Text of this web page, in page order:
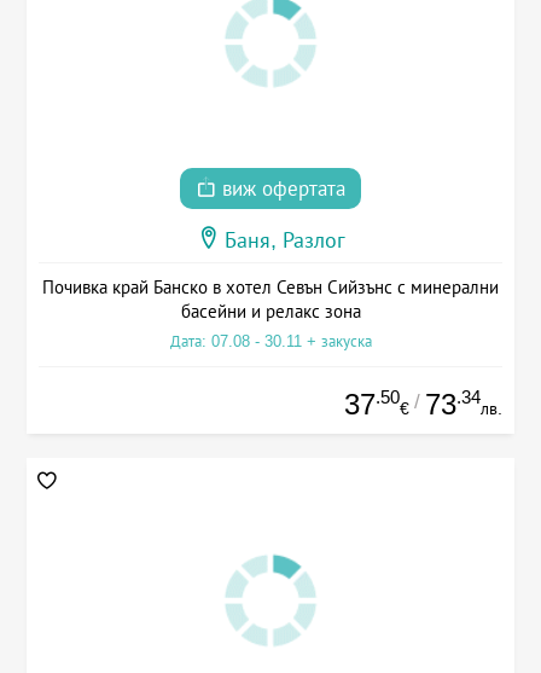
виж офертата
Баня, Разлог
Почивка край Банско в хотел Севън Сийзънс с минерални
басейни и релакс зона
Дата: 07.08 - 30.11 + закуска
37.50
€ / 73.34
лв.